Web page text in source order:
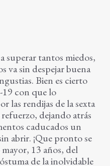
superar tantos miedos,
va sin despejar buena
Bien es cierto
19 con que lo
las rendijas de la sexta
dejando atrás
caducados un
abrir. ¡Que pronto se
13 años, del
de la inolvidable